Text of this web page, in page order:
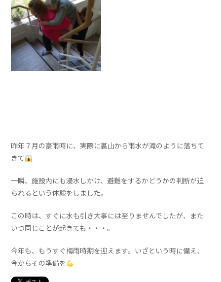
昨年７月の豪雨時に、実際に裏山から雨水が滝のように落ちて
きて
一瞬、施設内にも浸水しかけ、避難をするかどうかの判断が迫
られるという体験をしました。
この時は、すぐに水も引き大事には至りませんでしたが、また
いつ同じことが起きても・・・。
今年も、もうすぐ梅雨時期を迎えます。いざという時に備え、
今からその準備を